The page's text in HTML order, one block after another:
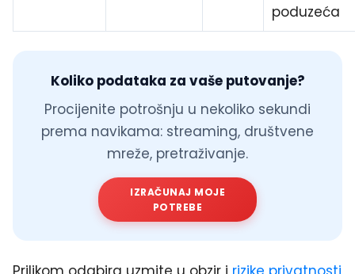
poduzeća
Koliko podataka za vaše putovanje?
Procijenite potrošnju u nekoliko sekundi
prema navikama: streaming, društvene
mreže, pretraživanje.
IZRAČUNAJ MOJE
POTREBE